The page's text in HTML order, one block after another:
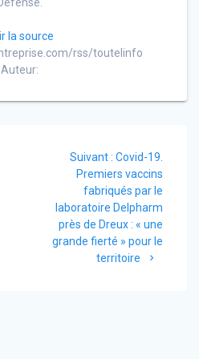
la source
rss/toutelinfo
Auteur:
Suivant : Article
suivant
:
Covid-19.
Premiers vaccins
fabriqués par le
laboratoire Delpharm
près de Dreux : « une
grande fierté » pour le
territoire